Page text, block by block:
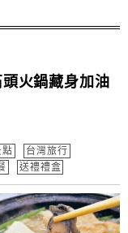
火鍋藏身加油
點
台灣旅行
送禮禮盒